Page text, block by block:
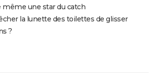
même une star du catch
la lunette des toilettes de glisser
?